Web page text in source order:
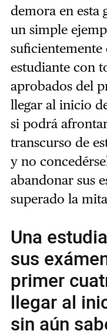
demora en esta
un simple
estudiante con
aprobados del
llegar al inicio
si podrá
transcurso de
y no
abandonar sus
superado la
Una
sus
primer
llegar al
sin aún